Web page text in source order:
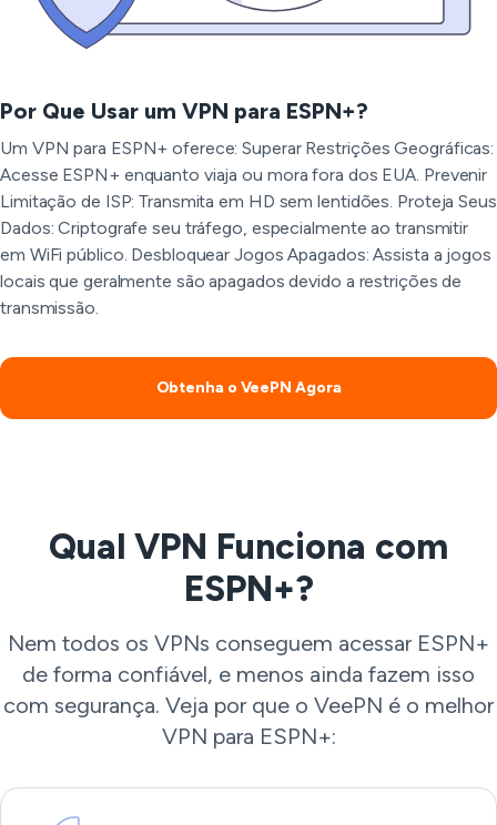
Por Que Usar um VPN para ESPN+?
Um VPN para ESPN+ oferece: Superar Restrições Geográficas:
Acesse ESPN+ enquanto viaja ou mora fora dos EUA. Prevenir
Limitação de ISP: Transmita em HD sem lentidões. Proteja Seus
Dados: Criptografe seu tráfego, especialmente ao transmitir
em WiFi público. Desbloquear Jogos Apagados: Assista a jogos
locais que geralmente são apagados devido a restrições de
transmissão.
Obtenha o VeePN Agora
Qual VPN Funciona com
ESPN+?
Nem todos os VPNs conseguem acessar ESPN+
de forma confiável, e menos ainda fazem isso
com segurança. Veja por que o VeePN é o melhor
VPN para ESPN+: